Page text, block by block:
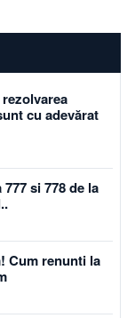
cu adevărat
si 778 de la
Cum renunti la